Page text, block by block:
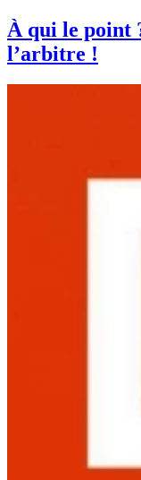
À qui le point
l’arbitre !